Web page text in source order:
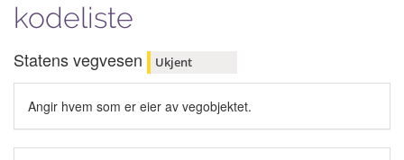
kodeliste
Statens vegvesen Ukjent
Angir hvem som er eier av vegobjektet.